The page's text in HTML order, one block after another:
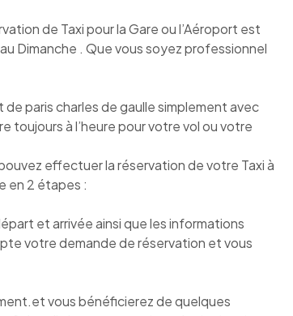
de Taxi pour la Gare ou l’Aéroport est
Dimanche . Que vous soyez professionnel
paris charles de gaulle simplement avec
toujours à l’heure pour votre vol ou votre
effectuer la réservation de votre Taxi à
en 2 étapes :
et arrivée ainsi que les informations
votre demande de réservation et vous
vous bénéficierez de quelques